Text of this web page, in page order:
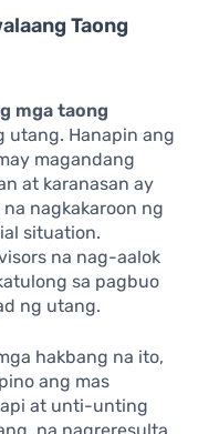
Taong
mga taong
utang. Hanapin ang
magandang
at karanasan ay
nagkakaroon ng
situation.
na nag-aalok
sa pagbuo
ng utang.
hakbang na ito,
ang mas
at unti-unting
na nagreresulta